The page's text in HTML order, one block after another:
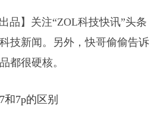
品】关注“ZOL科技快讯”头条
技新闻。另外，快哥偷偷告诉
都很硬核。
和7p的区别